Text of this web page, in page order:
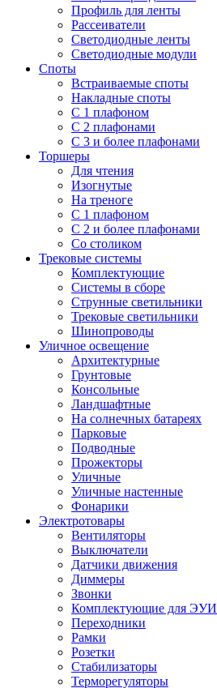
Профиль для ленты
Рассеиватели
Светодиодные ленты
Светодиодные модули
Споты
Встраиваемые споты
Накладные споты
С 1 плафоном
С 2 плафонами
С 3 и более плафонами
Торшеры
Для чтения
Изогнутые
На треноге
С 1 плафоном
С 2 и более плафонами
Со столиком
Трековые системы
Комплектующие
Системы в сборе
Струнные светильники
Трековые светильники
Шинопроводы
Уличное освещение
Архитектурные
Грунтовые
Консольные
Ландшафтные
На солнечных батареях
Парковые
Подводные
Прожекторы
Уличные
Уличные настенные
Фонарики
Электротовары
Вентиляторы
Выключатели
Датчики движения
Диммеры
Звонки
Комплектующие для ЭУИ
Переходники
Рамки
Розетки
Стабилизаторы
Терморегуляторы